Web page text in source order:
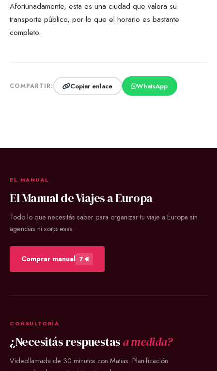
Afortunadamente, esta es una ciudad que valora su
transporte público, por lo que el horario es bastante
completo.
COMPARTIR: Copiar enlace WhatsApp
EL MANUAL
El Manual de Viajes a Europa
Todo lo que necesitás saber para organizar tu viaje a Europa sin
agencias ni sorpresas.
Comprar manual 7 €
CONSULTORÍA
¿Necesitás respuestasa medida?
Videollamada de 30 minutos con Matias. Planificación